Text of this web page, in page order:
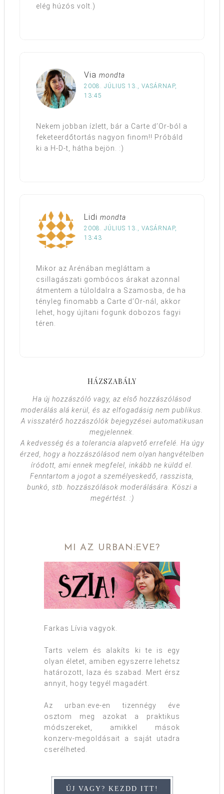
elég húzós volt.)
Via mondta
2008. JÚLIUS 13., VASÁRNAP,
13:45
Nekem jobban ízlett, bár a Carte d’Or-ból a
feketeerdőtortás nagyon finom!! Próbáld
ki a H-D-t, hátha bejön. :)
Lidi mondta
2008. JÚLIUS 13., VASÁRNAP,
13:43
Mikor az Arénában megláttam a
csillagászati gombócos árakat azonnal
átmentem a túloldalra a Szamosba, de ha
tényleg finomabb a Carte d’Or-nál, akkor
lehet, hogy újítani fogunk dobozos fagyi
téren.
HÁZSZABÁLY
Ha új hozzászóló vagy, az első hozzászólásod
moderálás alá kerül, és az elfogadásig nem publikus.
A visszatérő hozzászólók bejegyzései automatikusan
megjelennek.
A kedvesség és a tolerancia alapvető errefelé. Ha úgy
érzed, hogy a hozzászólásod nem olyan hangvételben
íródott, ami ennek megfelel, inkább ne küldd el.
Fenntartom a jogot a személyeskedő, rasszista,
bunkó, stb. hozzászólások moderálására. Köszi a
megértést. :)
MI AZ URBAN:EVE?
Farkas Lívia vagyok.
Tarts velem és alakíts ki te is egy
olyan életet, amiben egyszerre lehetsz
határozott, laza és szabad. Mert érsz
annyit, hogy tegyél magadért.
Az urban:eve-en tizennégy éve
osztom meg azokat a praktikus
módszereket, amikkel mások
konzerv-megoldásait a saját utadra
cserélheted.